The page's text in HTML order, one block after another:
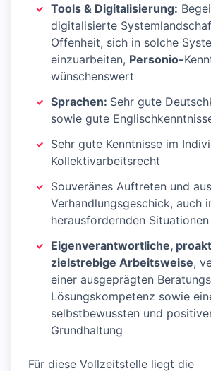
Tools & Digitalisierung:
digitalisierte
Offenheit, sich in solche
einzuarbeiten, Personio-
wünschenswert
Sprachen: Sehr gute
sowie gute
Sehr gute Kenntnisse im
Kollektivarbeitsrecht
Souveränes Auftreten und
Verhandlungsgeschick, auch
herausfordernden Situationen
Eigenverantwortliche,
zielstrebige Arbeitsweise,
einer ausgeprägten
Lösungskompetenz sowie
selbstbewussten und
Grundhaltung
Für diese Vollzeitstelle liegt die